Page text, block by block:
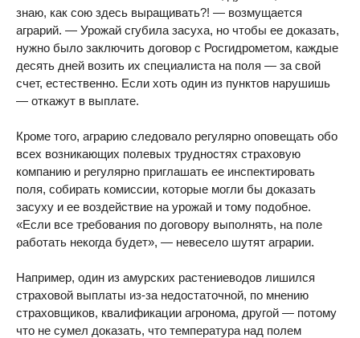
знаю, как сою здесь выращивать?! — возмущается
аграрий. — Урожай сгубила засуха, но чтобы ее доказать,
нужно было заключить договор с Росгидрометом, каждые
десять дней возить их специалиста на поля — за свой
счет, естественно. Если хоть один из пунктов нарушишь
— откажут в выплате.
Кроме того, аграрию следовало регулярно оповещать обо
всех возникающих полевых трудностях страховую
компанию и регулярно приглашать ее инспектировать
поля, собирать комиссии, которые могли бы доказать
засуху и ее воздействие на урожай и тому подобное.
«Если все требования по договору выполнять, на поле
работать некогда будет», — невесело шутят аграрии.
Например, один из амурских растениеводов лишился
страховой выплаты из-за недостаточной, по мнению
страховщиков, квалификации агронома, другой — потому
что не сумел доказать, что температура над полем